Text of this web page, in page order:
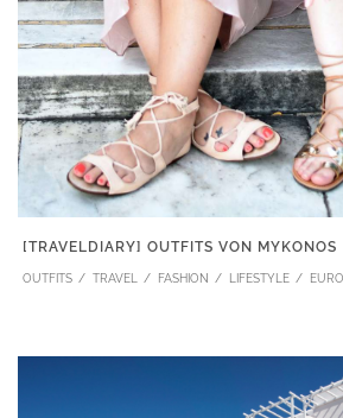
[TRAVELDIARY] OUTFITS VON MYKONOS
OUTFITS TRAVEL FASHION LIFESTYLE